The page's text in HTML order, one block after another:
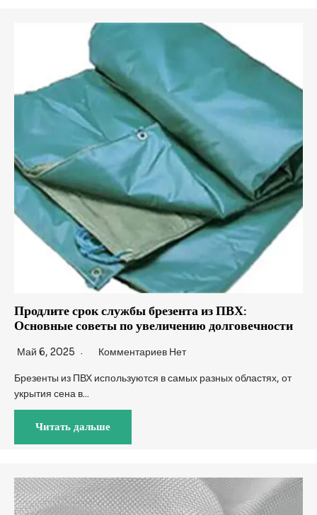
Продлите срок службы брезента из ПВХ:
Основные советы по увеличению долговечности
Май 6, 2025 Комментариев Нет
Брезенты из ПВХ используются в самых разных областях, от
укрытия сена в...
Читать дальше